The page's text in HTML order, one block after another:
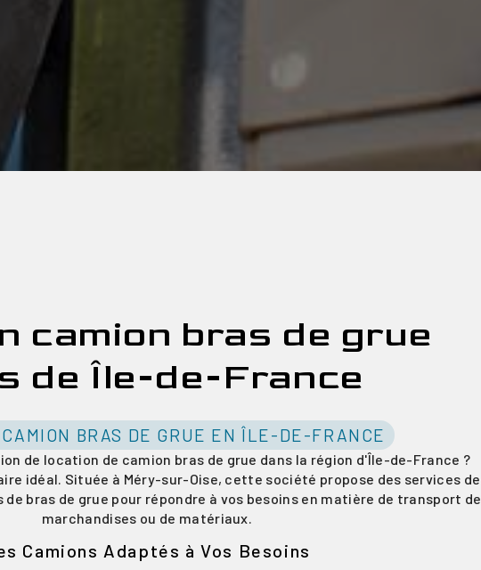
camion bras de grue
de Île-de-France
BRAS DE GRUE EN ÎLE-DE-FRANCE
de location de camion bras de grue dans la région d'Île-de-France ?
idéal. Située à Méry-sur-Oise, cette société propose des services de
bras de grue pour répondre à vos besoins en matière de transport de
marchandises ou de matériaux.
Camions Adaptés à Vos Besoins